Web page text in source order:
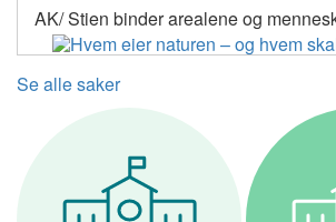
AK/ Stien binder arealene og
Se alle saker